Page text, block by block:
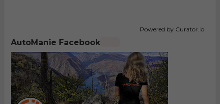
Powered by Curator.io
AutoManie Facebook